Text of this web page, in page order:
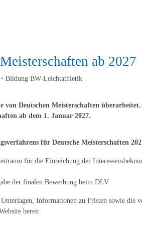
ab 2027
Bildung BW-Leichtathletik
Deutschen Meisterschaften
ab dem 1. Januar 2027.
für Deutsche Meisterschaften
für die Einreichung der
der finalen Bewerbung beim DLV.
Informationen zu Fristen sowie die
bereit.